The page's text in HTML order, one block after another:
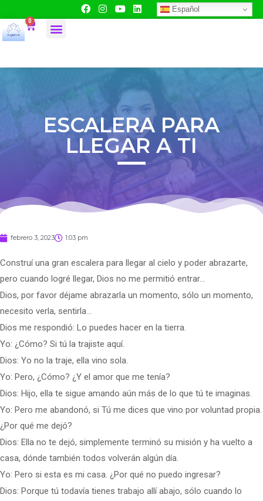
Español
0
ESCALERA PARA
LLEGAR A TI
febrero 3, 2023 1:03 pm
Construí una gran escalera para llegar al cielo y poder abrazarte,
pero cuando logré llegar, Dios no me permitió entrar…
Dios, por favor déjame abrazarla un momento, sólo un momento,
necesito verla, sentirla…
Dios me respondió: Lo puedes hacer en la tierra.
Yo: ¿Cómo? Si tú la trajiste aquí.
Dios: Yo no la traje, ella vino sola.
Yo: Pero, ¿Cómo? ¿Y el amor que me tenía?
Dios: Hijo, ella te sigue amando aún más de lo que tú te imaginas.
Yo: Pero me abandonó, si Tú me dices que vino por voluntad propia.
¿Por qué me dejó?
Dios: Ella no te dejó, simplemente terminó su misión y ha vuelto a
casa, dónde también todos volverán algún día.
Yo: Pero si esta es mi casa. ¿Por qué no puedo ingresar?
Dios: Porque tú todavía tienes trabajo allí abajo, sólo cuando lo